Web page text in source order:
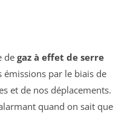
de gaz à effet de serre
émissions par le biais de
et de nos déplacements.
quand on sait que